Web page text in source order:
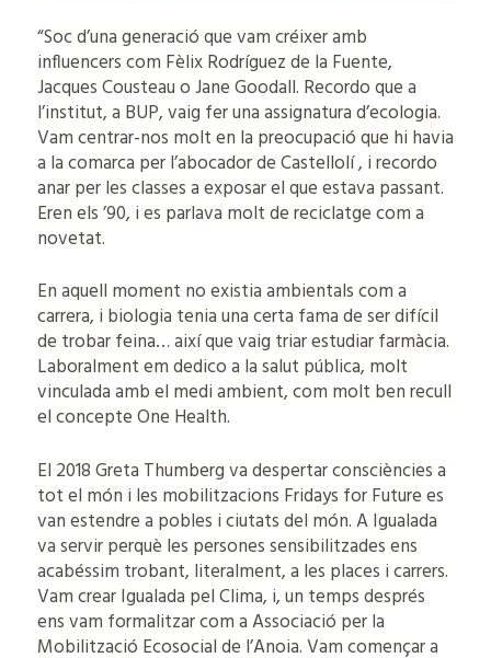
“Soc d’una generació que vam créixer amb
influencers com Fèlix Rodríguez de la Fuente,
Jacques Cousteau o Jane Goodall. Recordo que a
l’institut, a BUP, vaig fer una assignatura d’ecologia.
Vam centrar-nos molt en la preocupació que hi havia
a la comarca per l’abocador de Castellolí , i recordo
anar per les classes a exposar el que estava passant.
Eren els ’90, i es parlava molt de reciclatge com a
novetat.
En aquell moment no existia ambientals com a
carrera, i biologia tenia una certa fama de ser difícil
de trobar feina… així que vaig triar estudiar farmàcia.
Laboralment em dedico a la salut pública, molt
vinculada amb el medi ambient, com molt ben recull
el concepte One Health.
El 2018 Greta Thumberg va despertar consciències a
tot el món i les mobilitzacions Fridays for Future es
van estendre a pobles i ciutats del món. A Igualada
va servir perquè les persones sensibilitzades ens
acabéssim trobant, literalment, a les places i carrers.
Vam crear Igualada pel Clima, i, un temps després
ens vam formalitzar com a Associació per la
Mobilització Ecosocial de l’Anoia. Vam començar a